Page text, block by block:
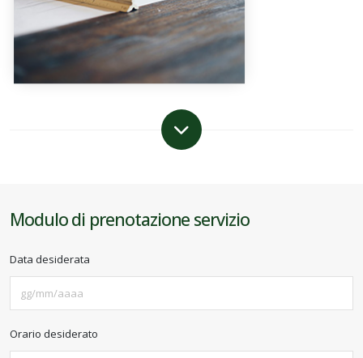
Modulo di prenotazione servizio
Data desiderata
Orario desiderato